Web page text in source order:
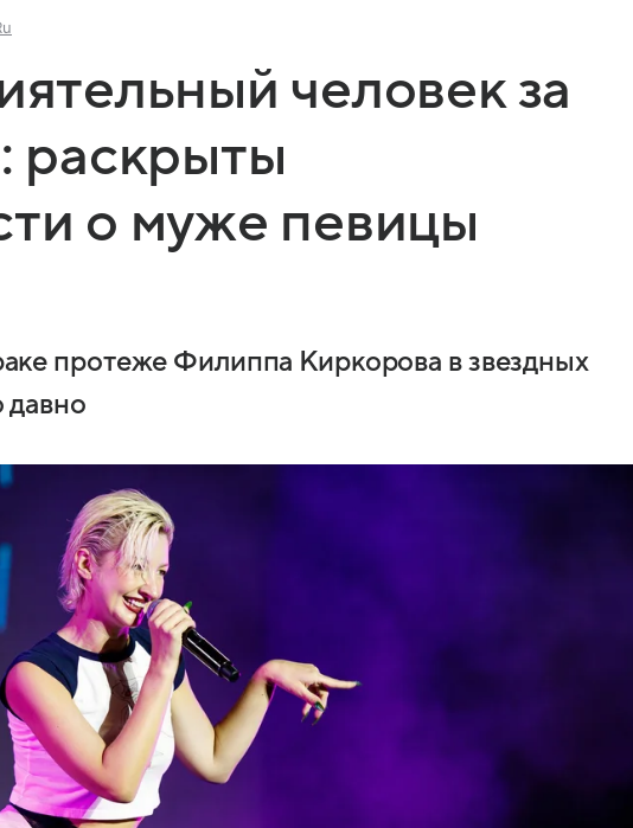
человек за
раскрыты
о муже певицы
протеже Филиппа Киркорова в звездных
давно